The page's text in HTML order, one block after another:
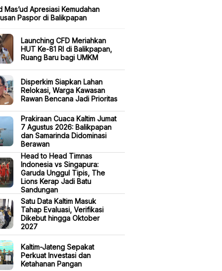
Mas’ud Apresiasi Kemudahan
Paspor di Balikpapan
Launching CFD Meriahkan
HUT Ke-81 RI di Balikpapan,
Ruang Baru bagi UMKM
Disperkim Siapkan Lahan
Relokasi, Warga Kawasan
Rawan Bencana Jadi Prioritas
Prakiraan Cuaca Kaltim Jumat
7 Agustus 2026: Balikpapan
dan Samarinda Didominasi
Berawan
Head to Head Timnas
Indonesia vs Singapura:
Garuda Unggul Tipis, The
Lions Kerap Jadi Batu
Sandungan
Satu Data Kaltim Masuk
Tahap Evaluasi, Verifikasi
Dikebut hingga Oktober
2027
Kaltim-Jateng Sepakat
Perkuat Investasi dan
Ketahanan Pangan